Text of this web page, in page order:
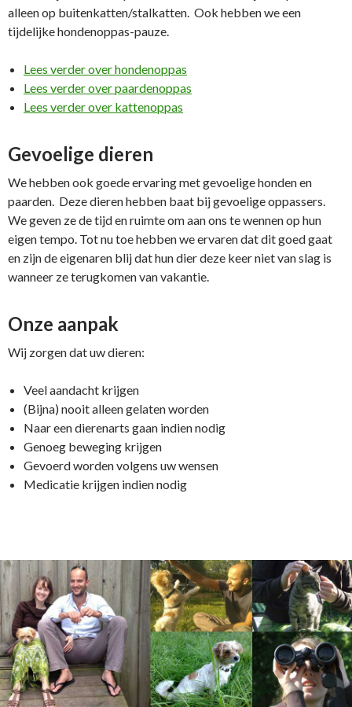
alleen op buitenkatten/stalkatten. Ook hebben we een
tijdelijke hondenoppas-pauze.
Lees verder over hondenoppas
Lees verder over paardenoppas
Lees verder over kattenoppas
Gevoelige dieren
We hebben ook goede ervaring met gevoelige honden en
paarden. Deze dieren hebben baat bij gevoelige oppassers.
We geven ze de tijd en ruimte om aan ons te wennen op hun
eigen tempo. Tot nu toe hebben we ervaren dat dit goed gaat
en zijn de eigenaren blij dat hun dier deze keer niet van slag is
wanneer ze terugkomen van vakantie.
Onze aanpak
Wij zorgen dat uw dieren:
Veel aandacht krijgen
(Bijna) nooit alleen gelaten worden
Naar een dierenarts gaan indien nodig
Genoeg beweging krijgen
Gevoerd worden volgens uw wensen
Medicatie krijgen indien nodig